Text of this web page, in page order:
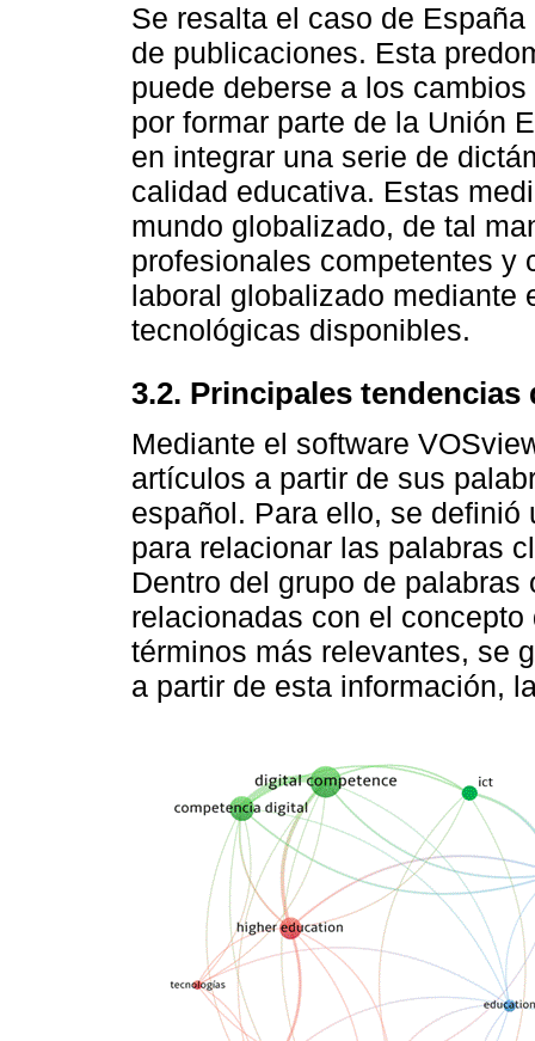
Se resalta el caso de
de publicaciones. Esta
puede deberse a los
por formar parte de la Unión
en integrar una serie de
calidad educativa. Estas
mundo globalizado, de tal
profesionales competentes y
laboral globalizado mediante
tecnológicas disponibles.
3.2. Principales
Mediante el software
artículos a partir de sus
español. Para ello, se
para relacionar las palabras
Dentro del grupo de
relacionadas con el
términos más relevantes, se
a partir de esta información,